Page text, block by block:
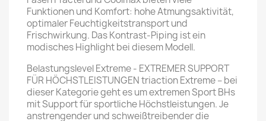
Funktionen und Komfort: hohe Atmungsaktivität,
optimaler Feuchtigkeitstransport und
Frischwirkung. Das Kontrast-Piping ist ein
modisches Highlight bei diesem Modell.
Belastungslevel Extreme - EXTREMER SUPPORT
FÜR HÖCHSTLEISTUNGEN triaction Extreme – bei
dieser Kategorie geht es um extremen Sport BHs
mit Support für sportliche Höchstleistungen. Je
anstrengender und schweißtreibender die